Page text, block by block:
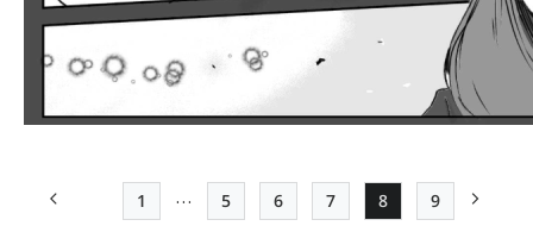
前ページ 先頭ページ
1 …
Page
5
Page
6
Page
7
Page
8
Page
9